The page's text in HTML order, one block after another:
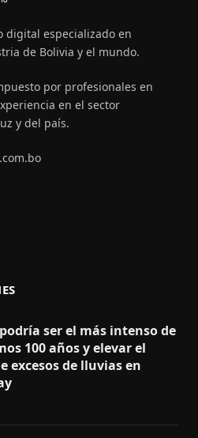
digital especializado en
de Bolivia y el mundo.
por profesionales en
en el sector
y del país.
ser el más intenso de
100 años y elevar el
excesos de lluvias en